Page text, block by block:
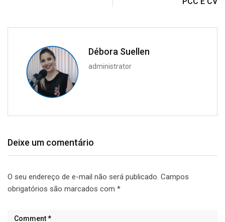
Débora Suellen
administrator
Deixe um comentário
O seu endereço de e-mail não será publicado. Campos
obrigatórios são marcados com *